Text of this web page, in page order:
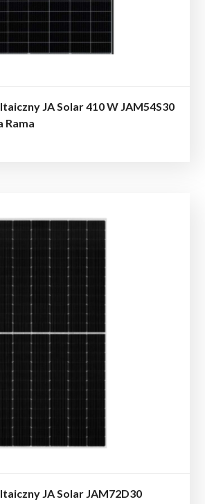
JA Solar 410 W JAM54S30
Rama
JA Solar JAM72D30